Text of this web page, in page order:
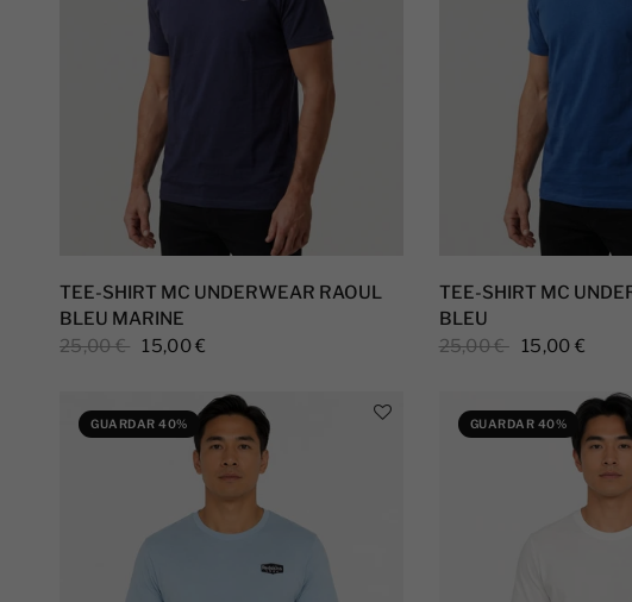
TEE-SHIRT MC UNDERWEAR RAOUL
BLEU MARINE
25,00 €
15,00 €
TEE-SHIRT MC
BLEU
25,00 €
15,00 €
GUARDAR 40% GUARDAR 40%